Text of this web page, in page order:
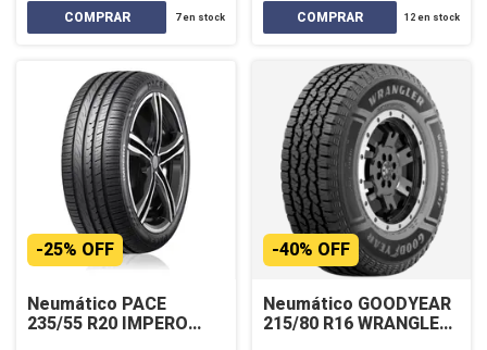
7en stock 12 en stock
Neumático PACE
235/55 R20 IMPERO
-25% OFF
Neumático GOODYEAR
215/80 R16 WRANGLER
-40% OFF